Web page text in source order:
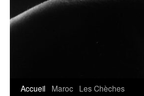
Accueil Maroc Les Chèches